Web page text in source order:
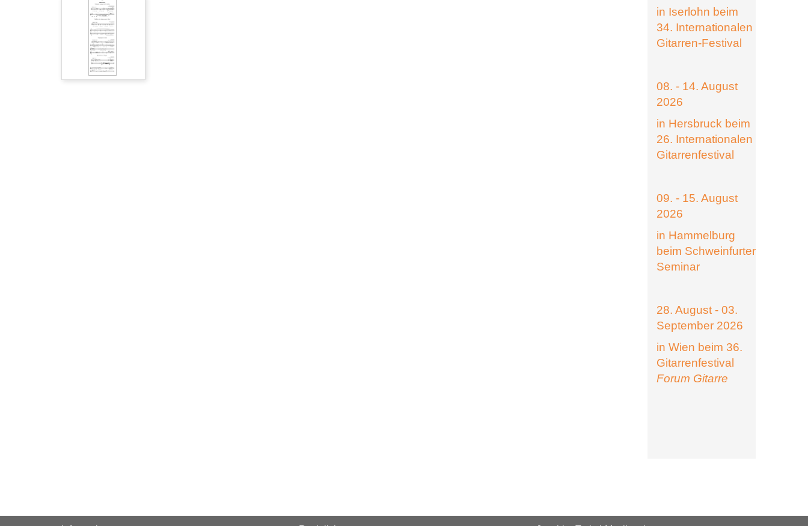
in Iserlohn beim
34. Internationalen
Gitarren-Festival
08. - 14. August
2026
in Hersbruck beim
26. Internationalen
Gitarrenfestival
09. - 15. August
2026
in Hammelburg
beim Schweinfurter
Seminar
28. August - 03.
September 2026
in Wien beim 36.
Gitarrenfestival
Forum Gitarre